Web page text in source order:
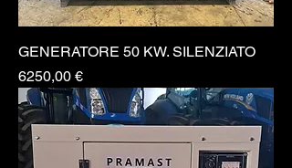
GENERATORE 50 KW. SILENZIATO
Prezzo
6250,00 €